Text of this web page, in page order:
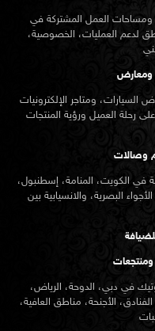
ومساحات العمل المشتركة في
لدعم العمليات، الخصوصية،
ومعارض
السيارات، ومتاجر الإلكترونيات
رحلة العميل ورؤية المنتجات
وصالات
في الكويت، المنامة، إسطنبول،
البصرية، والانسيابية بين
في دبي، الدوحة، الرياض،
الأجنحة، مناطق العافية،